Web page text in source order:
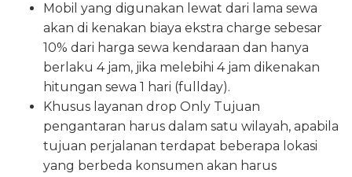
Mobil yang digunakan lewat dari lama sewa
akan di kenakan biaya ekstra charge sebesar
10% dari harga sewa kendaraan dan hanya
berlaku 4 jam, jika melebihi 4 jam dikenakan
hitungan sewa 1 hari (fullday).
Khusus layanan drop Only Tujuan
pengantaran harus dalam satu wilayah, apabila
tujuan perjalanan terdapat beberapa lokasi
yang berbeda konsumen akan harus